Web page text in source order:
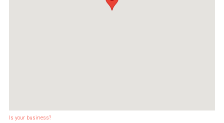
Is your business?